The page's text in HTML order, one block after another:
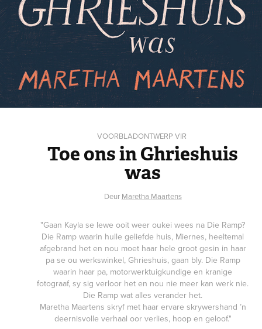
VOORBLADONTWERP VIR
Toe ons in Ghrieshuis
was
Deur Maretha Maartens
"Gaan Kayla se lewe ooit weer oukei wees na Die Ramp?
Die Ramp waarin hulle geliefde huis, Miernes, heeltemal
afgebrand het en nou moet haar hele groot gesin in haar
pa se ou werkswinkel, Ghrieshuis, gaan bly. Die Ramp
waarin haar pa, motorwerktuigkundige en kranige
fotograaf, sy sig verloor het en nou nie meer kan werk nie.
Die Ramp wat alles verander het.
Maretha Maartens skryf met haar ervare skrywershand ’n
deernisvolle verhaal oor verlies, hoop en geloof."